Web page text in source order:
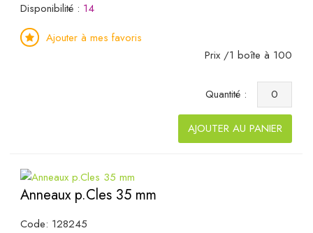
Disponibilité : 14
Ajouter à mes favoris
Prix /1 boîte à 100
Quantité :
AJOUTER AU PANIER
Anneaux p.Cles 35 mm
Code: 128245